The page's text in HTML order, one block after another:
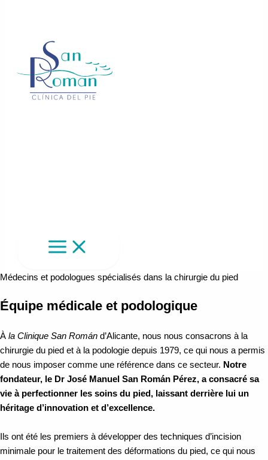
Médecins et podologues spécialisés dans la chirurgie du pied
Équipe médicale et podologique
À la Clinique San Román d’Alicante, nous nous consacrons à la
chirurgie du pied et à la podologie depuis 1979, ce qui nous a permis
de nous imposer comme une référence dans ce secteur. Notre
fondateur, le Dr José Manuel San Román Pérez, a consacré sa
vie à perfectionner les soins du pied, laissant derrière lui un
héritage d’innovation et d’excellence.
Ils ont été les premiers à développer des techniques d’incision
minimale pour le traitement des déformations du pied, ce qui nous